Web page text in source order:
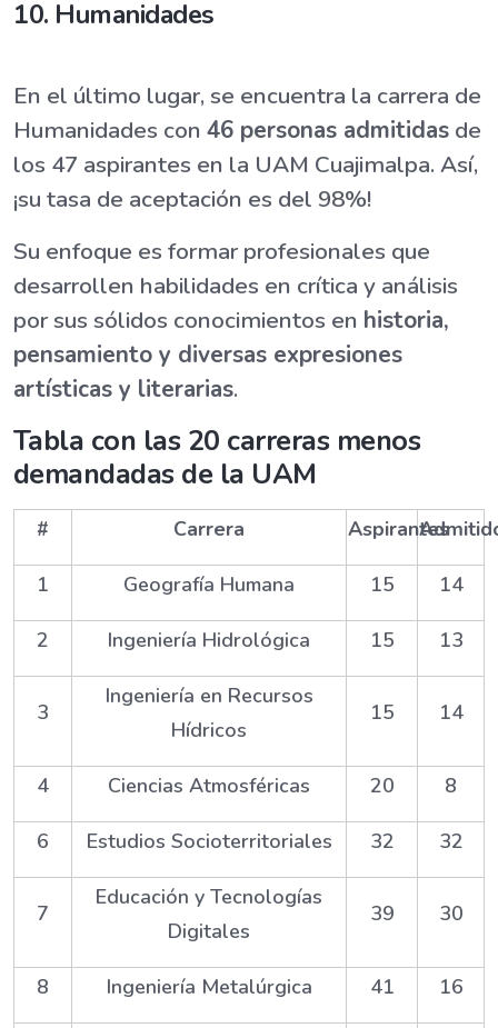
10. Humanidades
En el último lugar, se encuentra la carrera de
Humanidades con 46 personas admitidas de
los 47 aspirantes en la UAM Cuajimalpa. Así,
¡su tasa de aceptación es del 98%!
Su enfoque es formar profesionales que
desarrollen habilidades en crítica y análisis
por sus sólidos conocimientos en historia,
pensamiento y diversas expresiones
artísticas y literarias.
Tabla con las 20 carreras menos
demandadas de la UAM
# Carrera Aspirantes
1 Geografía Humana 15 14
2 Ingeniería Hidrológica 15 13
3
Ingeniería en Recursos
Hídricos
15 14
4 Ciencias Atmosféricas 20 8
6 Estudios Socioterritoriales 32 32
7
Educación y Tecnologías
Digitales
39 30
8 Ingeniería Metalúrgica 41 16